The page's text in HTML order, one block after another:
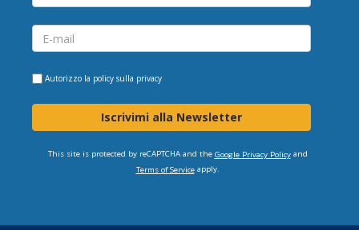
Autorizzo la policy sulla privacy
Iscrivimi alla Newsletter
This site is protected by reCAPTCHA and the Google Privacy Policyand
Terms of Serviceapply.